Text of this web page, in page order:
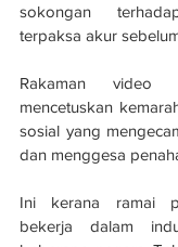
sokongan
terpaksa akur
Rakaman video
mencetuskan
sosial yang
dan menggesa
Ini kerana ramai
bekerja dalam